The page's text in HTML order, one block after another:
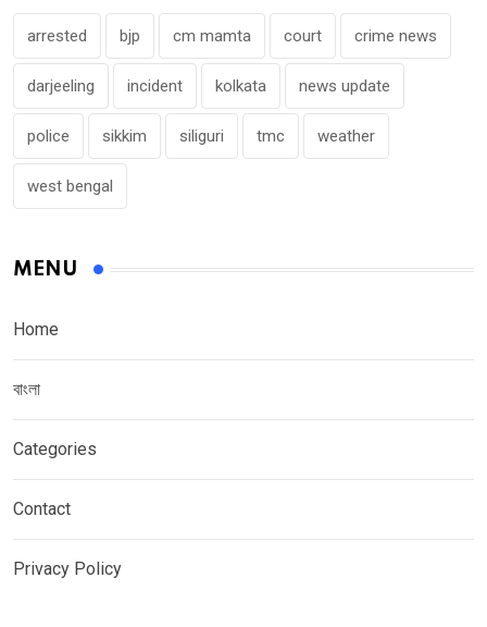
arrested bjp cm mamta court crime news
darjeeling incident kolkata news update
police sikkim siliguri tmc weather
west bengal
MENU
Home
বাংলা
Categories
Contact
Privacy Policy